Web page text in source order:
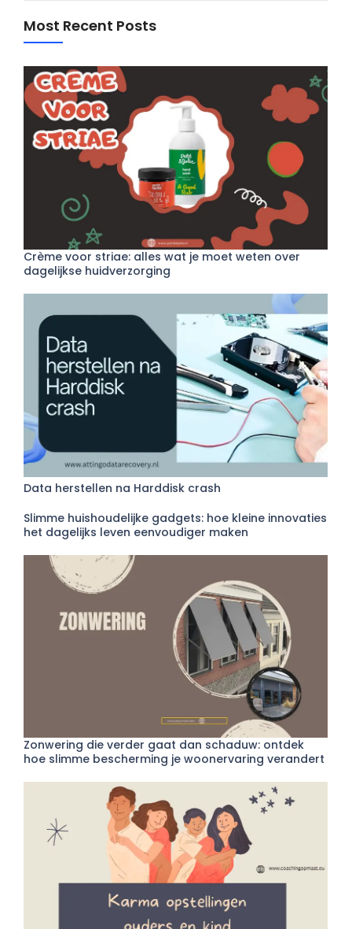
Most Recent Posts
Crème voor striae: alles wat je moet weten over
dagelijkse huidverzorging
Data herstellen na Harddisk crash
Slimme huishoudelijke gadgets: hoe kleine innovaties
het dagelijks leven eenvoudiger maken
Zonwering die verder gaat dan schaduw: ontdek
hoe slimme bescherming je woonervaring verandert